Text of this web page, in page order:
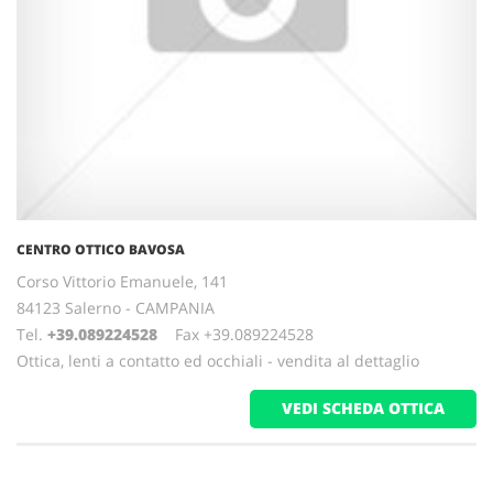
CENTRO OTTICO BAVOSA
Corso Vittorio Emanuele, 141
84123 Salerno - CAMPANIA
Tel. +39.089224528 Fax +39.089224528
Ottica, lenti a contatto ed occhiali - vendita al dettaglio
VEDI SCHEDA OTTICA